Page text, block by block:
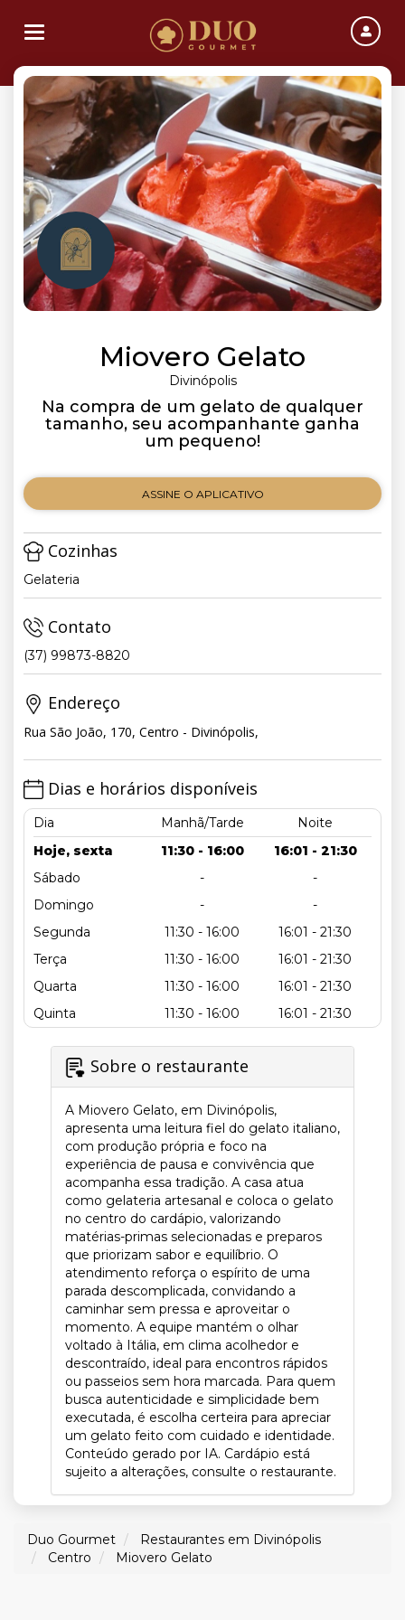
Toggle navigation
Miovero Gelato
Divinópolis
Na compra de um gelato de qualquer
tamanho, seu acompanhante ganha
um pequeno!
ASSINE O APLICATIVO
Cozinhas
Gelateria
Contato
(37) 99873-8820
Endereço
Rua São João, 170, Centro - Divinópolis,
Dias e horários disponíveis
Dia Manhã/Tarde
Noite
Hoje, sexta
11:30 - 16:00
16:01 - 21:30
Sábado
-
-
Domingo
-
-
Segunda
11:30 - 16:00
16:01 - 21:30
Terça
11:30 - 16:00
16:01 - 21:30
Quarta
11:30 - 16:00
16:01 - 21:30
Quinta
11:30 - 16:00 16:01 - 21:30
Sobre o restaurante
A Miovero Gelato, em Divinópolis,
apresenta uma leitura fiel do gelato italiano,
com produção própria e foco na
experiência de pausa e convivência que
acompanha essa tradição. A casa atua
como gelateria artesanal e coloca o gelato
no centro do cardápio, valorizando
matérias-primas selecionadas e preparos
que priorizam sabor e equilíbrio. O
atendimento reforça o espírito de uma
parada descomplicada, convidando a
caminhar sem pressa e aproveitar o
momento. A equipe mantém o olhar
voltado à Itália, em clima acolhedor e
descontraído, ideal para encontros rápidos
ou passeios sem hora marcada. Para quem
busca autenticidade e simplicidade bem
executada, é escolha certeira para apreciar
um gelato feito com cuidado e identidade.
Conteúdo gerado por IA. Cardápio está
sujeito a alterações, consulte o restaurante.
Duo Gourmet
Restaurantes em Divinópolis
Centro
Miovero Gelato